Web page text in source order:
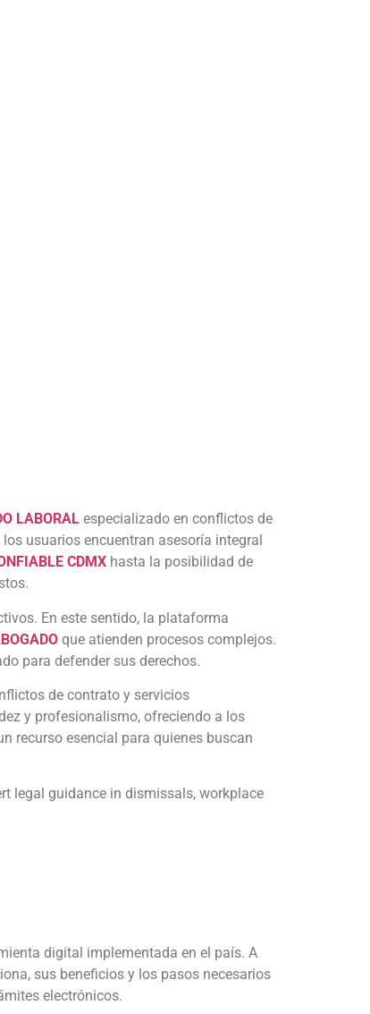
LABORAL especializado en conflictos de
los usuarios encuentran asesoría integral
CDMX hasta la posibilidad de
En este sentido, la plataforma
que atienden procesos complejos.
para defender sus derechos.
de contrato y servicios
y profesionalismo, ofreciendo a los
recurso esencial para quienes buscan
legal guidance in dismissals, workplace
digital implementada en el país. A
sus beneficios y los pasos necesarios
electrónicos.